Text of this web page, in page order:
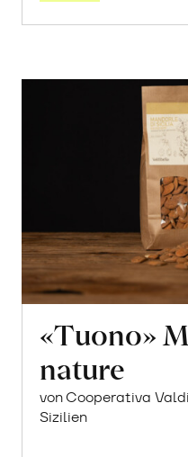
«Tuono»
nature
von Cooperativa
Sizilien